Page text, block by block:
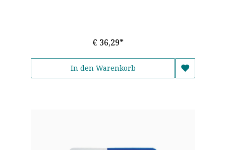
€ 36,29*
In den Warenkorb